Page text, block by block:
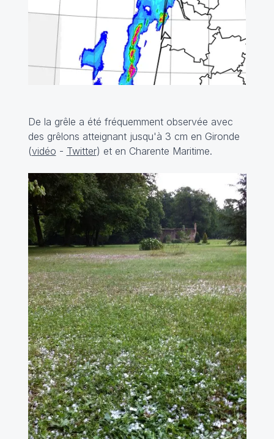
De la grêle a été fréquemment observée avec
des grêlons atteignant jusqu'à 3 cm en Gironde
(vidéo - Twitter) et en Charente Maritime.